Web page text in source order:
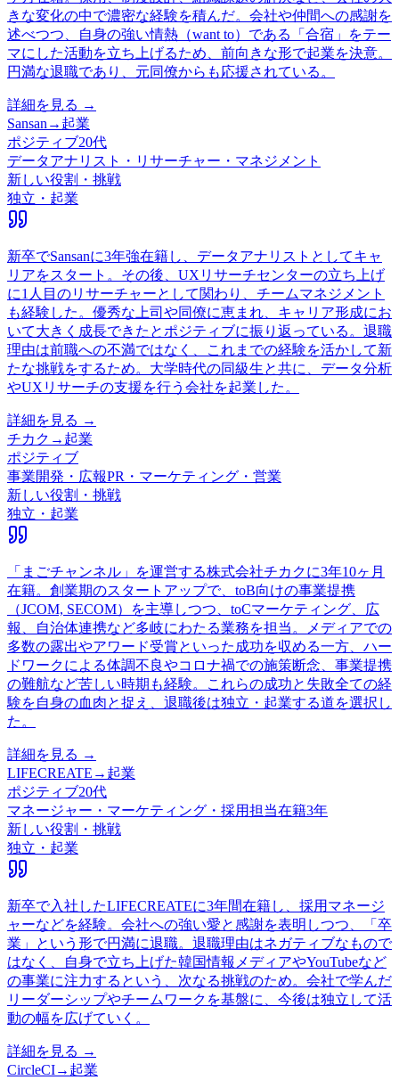
きな変化の中で濃密な経験を積んだ。会社や仲間への感謝を
述べつつ、自身の強い情熱（want to）である「合宿」をテー
マにした活動を立ち上げるため、前向きな形で起業を決意。
円満な退職であり、元同僚からも応援されている。
詳細を見る →
Sansan→ 起業
ポジティブ20代
データアナリスト・リサーチャー・マネジメント
新しい役割・挑戦
独立・起業
新卒でSansanに3年強在籍し、データアナリストとしてキャ
リアをスタート。その後、UXリサーチセンターの立ち上げ
に1人目のリサーチャーとして関わり、チームマネジメント
も経験した。優秀な上司や同僚に恵まれ、キャリア形成にお
いて大きく成長できたとポジティブに振り返っている。退職
理由は前職への不満ではなく、これまでの経験を活かして新
たな挑戦をするため。大学時代の同級生と共に、データ分析
やUXリサーチの支援を行う会社を起業した。
詳細を見る →
チカク → 起業
ポジティブ
事業開発・広報PR・マーケティング・営業
新しい役割・挑戦
独立・起業
「まごチャンネル」を運営する株式会社チカクに3年10ヶ月
在籍。創業期のスタートアップで、toB向けの事業提携
（JCOM, SECOM）を主導しつつ、toCマーケティング、広
報、自治体連携など多岐にわたる業務を担当。メディアでの
多数の露出やアワード受賞といった成功を収める一方、ハー
ドワークによる体調不良やコロナ禍での施策断念、事業提携
の難航など苦しい時期も経験。これらの成功と失敗全ての経
験を自身の血肉と捉え、退職後は独立・起業する道を選択し
た。
詳細を見る →
LIFECREATE → 起業
ポジティブ20代
マネージャー・マーケティング・採用担当在籍3年
新しい役割・挑戦
独立・起業
新卒で入社したLIFECREATEに3年間在籍し、採用マネージ
ャーなどを経験。会社への強い愛と感謝を表明しつつ、「卒
業」という形で円満に退職。退職理由はネガティブなもので
はなく、自身で立ち上げた韓国情報メディアやYouTubeなど
の事業に注力するという、次なる挑戦のため。会社で学んだ
リーダーシップやチームワークを基盤に、今後は独立して活
動の幅を広げていく。
詳細を見る →
CircleCI→ 起業